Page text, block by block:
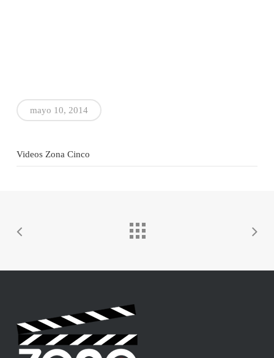
mayo 10, 2014
Videos Zona Cinco